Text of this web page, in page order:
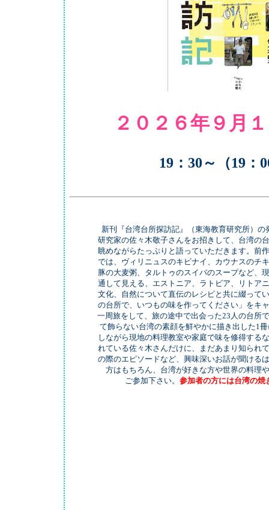
２０２６年９月
19：30～（19：
新刊『台湾台所探訪記』（東海教育研究所）
研究家の佐々木敬子さんをお招きして、台湾の
眺めながらたっぷりと語っていただきます。前
では、ヴィリニュスのキビナイ、カウナスのチ
豚の大麦粥、タルトゥのスイバのスープなど、
通して見える、エストニア、ラトビア、リトア
文化、自然について直伝のレシピと共に綴って
の台所で、いつもの味を作ってください」をキ
一周旅をして、旅の途中で出会った23人の台所
て飾らない台湾の素顔を鮮やかに描き出した1
しながら現地の料理教室や家庭で味を修得する
れている佐々木さんだけに、まだあまり知られ
の際のエピソードなど、興味深いお話が聞ける
方はもちろん、台湾が好きな方や世界の料理
ご参加下さい。 参加者の方には台湾の焼